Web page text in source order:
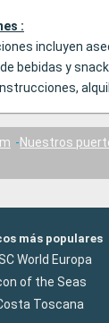
:
incluyen
bebidas y
Nuestros
más populares
World Europa
of the Seas
Toscana